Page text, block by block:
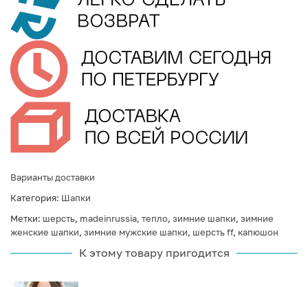
Варианты доставки
Категория: Шапки
Метки: шерсть, madeinrussia, тепло, зимние шапки, зимние
женские шапки, зимние мужские шапки, шерсть ff, капюшон
К этому товару пригодится